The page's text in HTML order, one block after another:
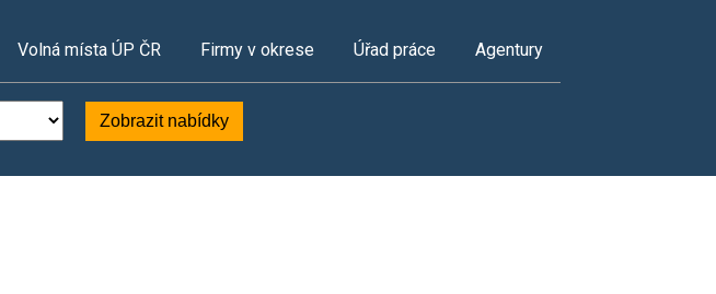
Volná místa ÚP ČR Firmy v okrese Úřad práce Agentury
Zobrazit nabídky